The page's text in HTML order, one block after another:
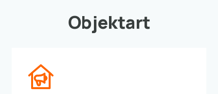
Objektart